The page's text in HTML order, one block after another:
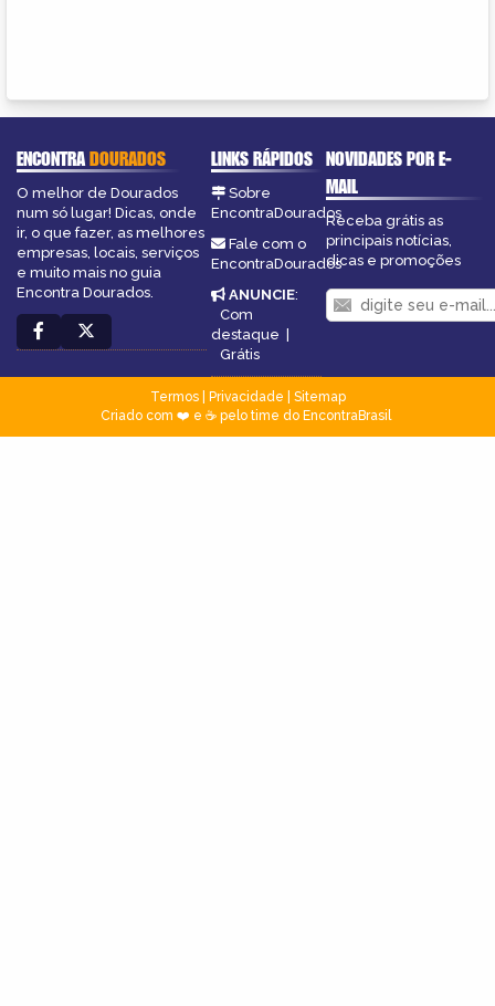
ENCONTRADOURADOS
O melhor de Dourados
num só lugar! Dicas, onde
ir, o que fazer, as melhores
empresas, locais, serviços
e muito mais no guia
Encontra Dourados.
LINKS RÁPIDOS
Sobre
EncontraDourados
Fale com o
EncontraDourados
ANUNCIE:
Com
destaque |
Grátis
NOVIDADES POR E-
MAIL
Receba grátis as
principais notícias,
dicas e promoções
Termos| Privacidade
Sitemap
Criado com ❤️ e ☕ pelo time do EncontraBrasil